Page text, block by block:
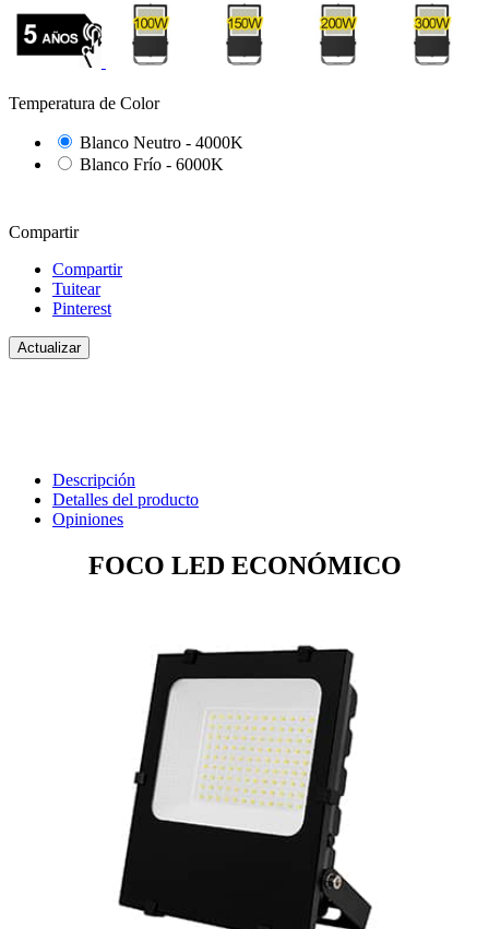
Temperatura de Color
Blanco Neutro - 4000K
Blanco Frío - 6000K
Compartir
Compartir
Tuitear
Pinterest
Descripción
Detalles del producto
Opiniones
FOCO LED ECONÓMICO